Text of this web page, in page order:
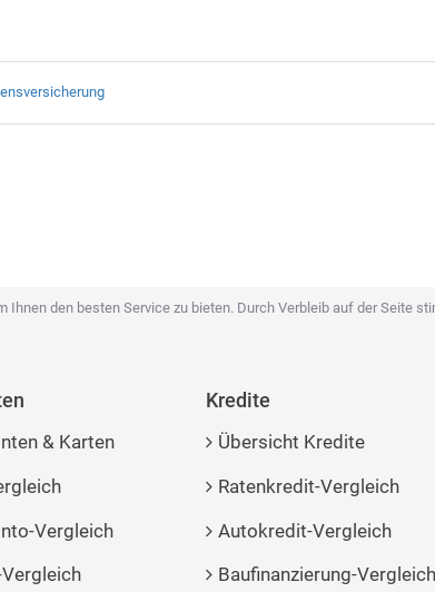
Ihnen den besten Service zu bieten. Durch Verbleib auf der Seite
& Karten
Vergleich
Kredite
Übersicht Kredite
Ratenkredit-Vergleich
Autokredit-Vergleich
Baufinanzierung-Vergleich